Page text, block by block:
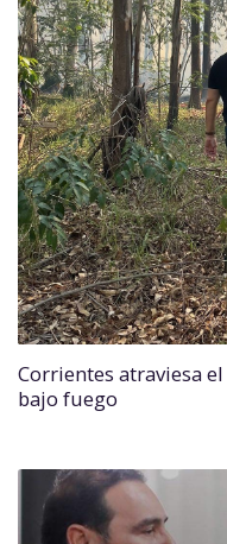
Corrientes atraviesa
bajo fuego